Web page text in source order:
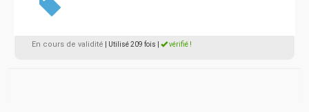
En cours de validité | Utilisé 209 fois vérifié !